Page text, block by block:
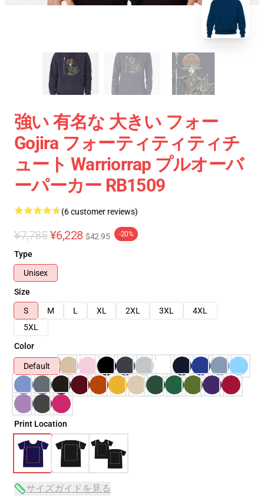
強い 有名な 大きい フォー
Gojira フォーティティティチ
ュート Warriorrap プルオーバ
ーパーカー RB1509
(6 customer reviews)
¥7,785 ¥6,228 $42.95 -20%
Type
Unisex
Size
S
M L XL 2XL 3XL
4XL
5XL
Color
Default
Print Location
サイズガイドを見る